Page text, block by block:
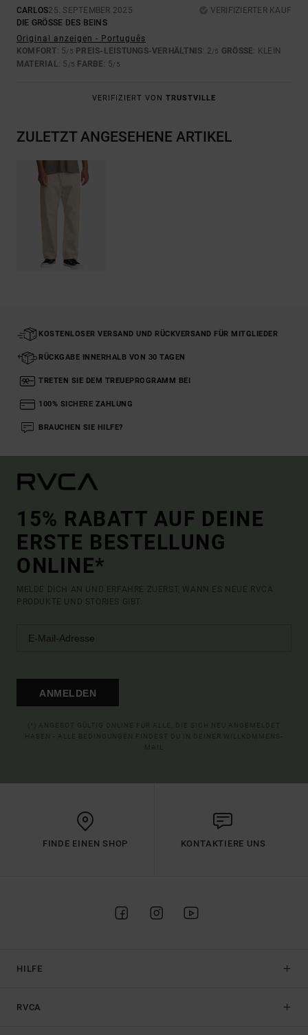
CARLOS25. SEPTEMBER 2025
VERIFIZIERTER KAUF
DIE GRÖSSE DES BEINS
Original anzeigen - Português
KOMFORT: 5/5 PREIS-LEISTUNGS-VERHÄLTNIS: 2/5 GRÖSSE : KLEIN
MATERIAL: 5 /5 FARBE : 5/5
VERIFIZIERT VON TRUSTVILLE
ZULETZT ANGESEHENE ARTIKEL
KOSTENLOSER VERSAND UND RÜCKVERSAND FÜR MITGLIEDER
RÜCKGABE INNERHALB VON 30 TAGEN
TRETEN SIE DEM TREUEPROGRAMM BEI
100% SICHERE ZAHLUNG
BRAUCHEN SIE HILFE?
15% RABATT AUF DEINE
ERSTE BESTELLUNG
ONLINE*
MELDE DICH AN UND ERFAHRE ZUERST, WANN ES NEUE RVCA
PRODUKTE UND STORIES GIBT.
ANMELDEN
FINDE EINEN SHOP KONTAKTIERE UNS
HILFE
RVCA